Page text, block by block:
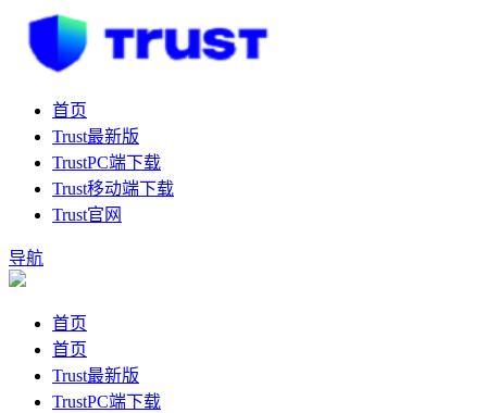
首页
Trust最新版
TrustPC端下载
Trust移动端下载
Trust官网
导航
首页
首页
Trust最新版
TrustPC端下载